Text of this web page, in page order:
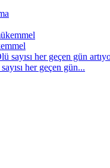
her geçen gün...